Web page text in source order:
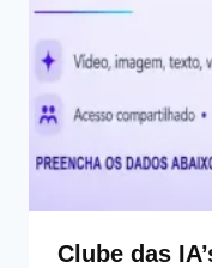
Clube das